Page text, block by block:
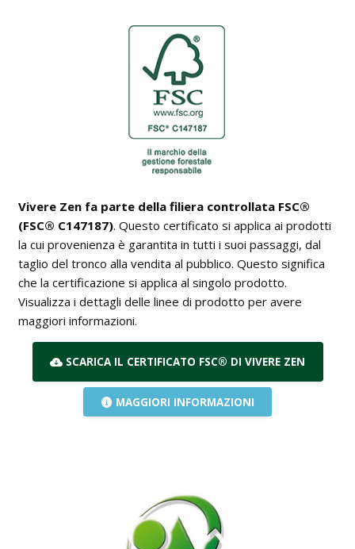
Vivere Zen fa parte della filiera controllata FSC®
(FSC® C147187). Questo certificato si applica ai prodotti
la cui provenienza è garantita in tutti i suoi passaggi, dal
taglio del tronco alla vendita al pubblico. Questo significa
che la certificazione si applica al singolo prodotto.
Visualizza i dettagli delle linee di prodotto per avere
maggiori informazioni.
SCARICA IL CERTIFICATO FSC® DI VIVERE ZEN
MAGGIORI INFORMAZIONI
Tavoli
ARREDO SU MISURA
Armadi e mobiletti
Pareti attrezzate
Scuole / Operatori Shiatsu
SERVIZI
Interior color design & feng shui
Asciugamani e accappatoi
Camera da letto su soppalco o mansarda
Area meditazione e relax
Guide: Letti e Divani in legno
I materiali dei materassi in lattice